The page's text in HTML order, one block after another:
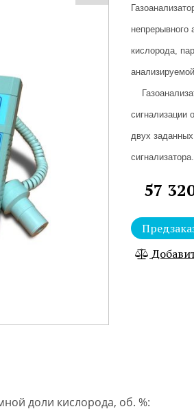
непрерывного
кислорода,
сигнализации
двух заданных
сигнализатора.
57
доли кислорода, об. %: